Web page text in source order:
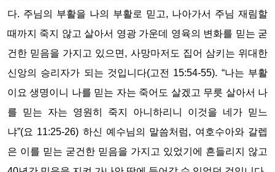
다. 주님의 부활을 나의 부활로 믿고, 나아가서 주님 재림할
때까지 죽지 않고 살아서 영광 가운데 영육의 변화를 믿는 굳
건한 믿음을 가지고 있으면, 사망마저도 집어 삼키는 위대한
신앙의 승리자가 되는 것입니다(고전 15:54-55). “나는 부활
이요 생명이니 나를 믿는 자는 죽어도 살겠고 무릇 살아서 나
를 믿는 자는 영원히 죽지 아니하리니 이것을 네가 믿느
냐”(요 11:25-26) 하신 예수님의 말씀처럼, 여호수아와 갈렙
은 이를 믿는 굳건한 믿음을 가지고 있었기에 흔들리지 않고